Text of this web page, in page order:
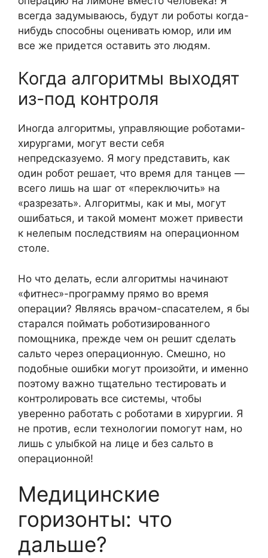
всегда задумываюсь, будут ли роботы когда-
нибудь способны оценивать юмор, или им
все же придется оставить это людям.
Когда алгоритмы выходят
из-под контроля
Иногда алгоритмы, управляющие роботами-
хирургами, могут вести себя
непредсказуемо. Я могу представить, как
один робот решает, что время для танцев —
всего лишь на шаг от «переключить» на
«разрезать». Алгоритмы, как и мы, могут
ошибаться, и такой момент может привести
к нелепым последствиям на операционном
столе.
Но что делать, если алгоритмы начинают
«фитнес»-программу прямо во время
операции? Являясь врачом-спасателем, я бы
старался поймать роботизированного
помощника, прежде чем он решит сделать
сальто через операционную. Смешно, но
подобные ошибки могут произойти, и именно
поэтому важно тщательно тестировать и
контролировать все системы, чтобы
уверенно работать с роботами в хирургии. Я
не против, если технологии помогут нам, но
лишь с улыбкой на лице и без сальто в
операционной!
Медицинские
горизонты: что
дальше?